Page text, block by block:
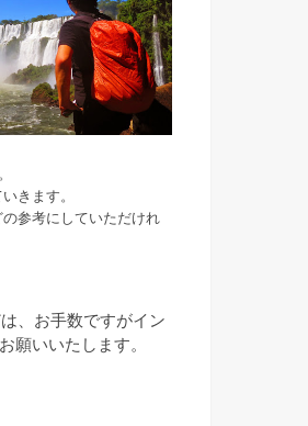
きます。
参考にしていただけれ
、お手数ですがイン
願いいたします。